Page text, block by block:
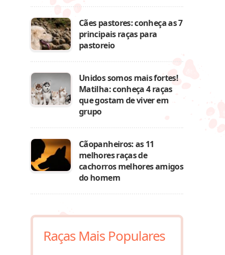
Cães pastores: conheça as 7
principais raças para
pastoreio
Unidos somos mais fortes!
Matilha: conheça 4 raças
que gostam de viver em
grupo
Cãopanheiros: as 11
melhores raças de
cachorros melhores amigos
do homem
Raças Mais Populares